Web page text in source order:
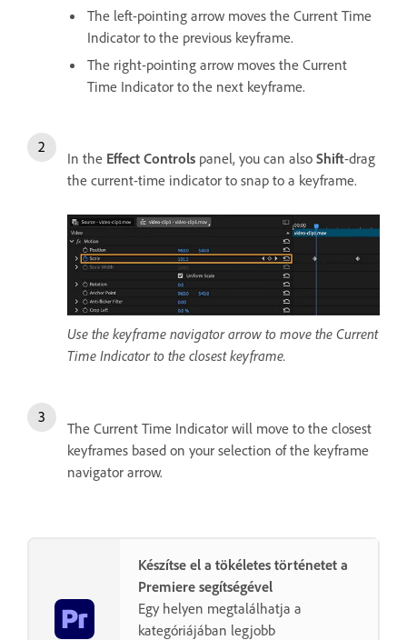
The left-pointing arrow moves the Current Time
Indicator to the previous keyframe.
The right-pointing arrow moves the Current
Time Indicator to the next keyframe.
In the Effect Controls panel, you can also Shift-drag
the current-time indicator to snap to a keyframe.
Use the keyframe navigator arrow to move the Current
Time Indicator to the closest keyframe.
The Current Time Indicator will move to the closest
keyframes based on your selection of the keyframe
navigator arrow.
Készítse el a tökéletes történetet a
Premiere segítségével
Egy helyen megtalálhatja a
kategóriájában legjobb